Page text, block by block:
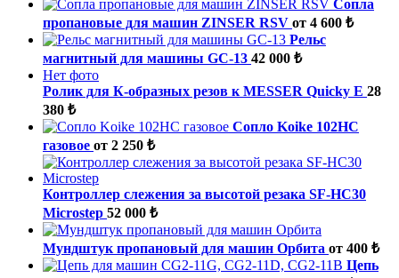
Cопла
пропановые для машин ZINSER RSV от 4 600 ₺
Рельс
магнитный для машины GC-13 42 000 ₺
Нет фото
Ролик для К-образных резов к MESSER Quicky E 28
380 ₺
Сопло Koike 102НС
газовое от 2 250 ₺
Контроллер слежения за высотой резака SF-HC30
Microstep 52 000 ₺
Мундштук пропановый для машин Орбита от 400 ₺
Цепь